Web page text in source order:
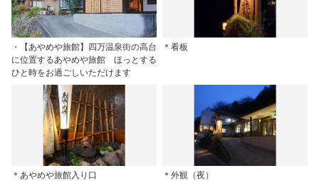
・【あやめや旅館】四万温泉街の高台
に位置するあやめや旅館 ほっとする
ひと時をお過ごしいただけます
＊看板
＊あやめや旅館入り口 ＊外観（夜）